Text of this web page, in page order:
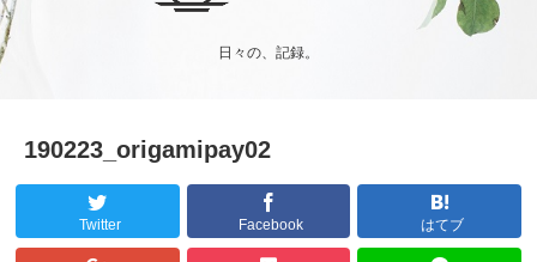
日々の、記録。
190223_origamipay02
Twitter Facebook はてブ